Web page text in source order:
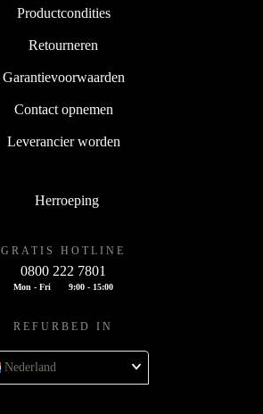
Productcondities
Retourneren
Garantievoorwaarden
Contact opnemen
Leverancier worden
Herroeping
GRATIS HOTLINE
0800 222 7801
Mon - Fri 9:00 - 15:00
REFURBED IN
Nederland